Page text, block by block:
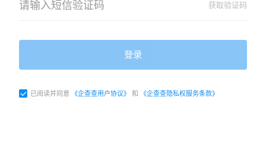
获取验证码
登录
已阅读并同意 《企查查用户协议》 和 《企查查隐私权服务条款》